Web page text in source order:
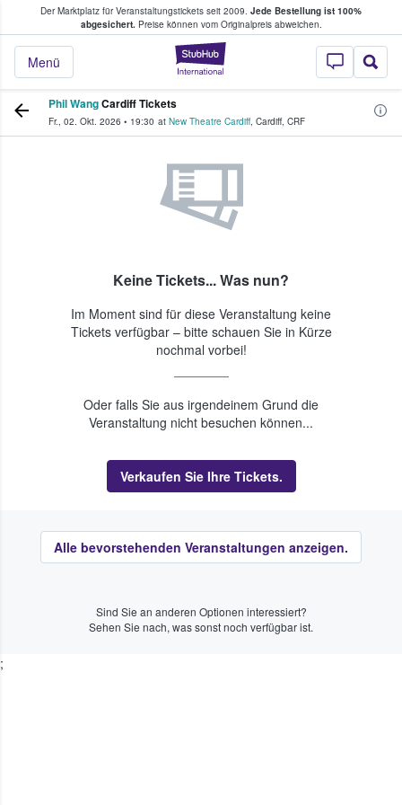
Der Marktplatz für Veranstaltungstickets seit 2009. Jede Bestellung ist 100%
abgesichert.Preise können vom Originalpreis abweichen.
StubHub - Wo
Menü
Tickets kaufen & verkaufen
Phil WangCardiff Tickets
Fr., 02. Okt. 2026 • 19:30 at New Theatre Cardiff, Cardiff, CRF
Keine Tickets... Was nun?
Im Moment sind für diese Veranstaltung keine
Tickets verfügbar – bitte schauen Sie in Kürze
nochmal vorbei!
Oder falls Sie aus irgendeinem Grund die
Veranstaltung nicht besuchen können...
Verkaufen Sie Ihre Tickets.
Alle bevorstehenden Veranstaltungen anzeigen.
Sind Sie an anderen Optionen interessiert?
Sehen Sie nach, was sonst noch verfügbar ist.
;